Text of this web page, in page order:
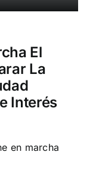
El
La
Interés
en marcha